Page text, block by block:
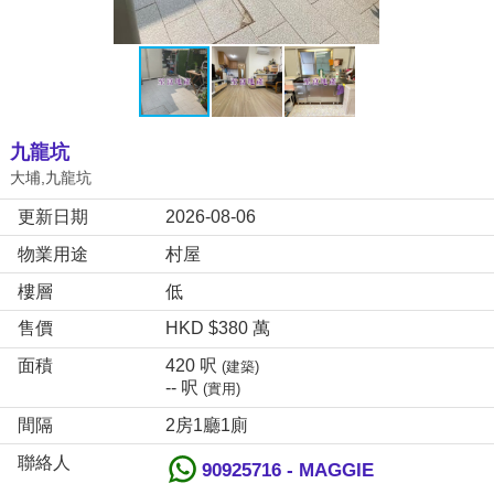
九龍坑
大埔,九龍坑
更新日期
2026-08-06
物業用途
村屋
樓層
低
售價
HKD $380 萬
面積
420 呎(建築)
-- 呎(實用)
間隔
2房1廳1廁
聯絡人
90925716 - MAGGIE